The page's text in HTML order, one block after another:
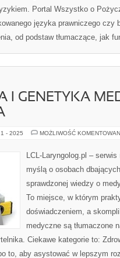
Portal Wszystko o
języka prawniczego czy
od podstaw tłumaczące, jak
I GENETYKA
- 2025 MOŻLIWOŚĆ
LCL-Laryngolog.pl –
myślą o osobach
sprawdzonej wiedzy o
To miejsce, w którym
doświadczeniem, a
medyczne są tłumaczone
Ciekawe kategorie to:
to, aby asystować w lepszym